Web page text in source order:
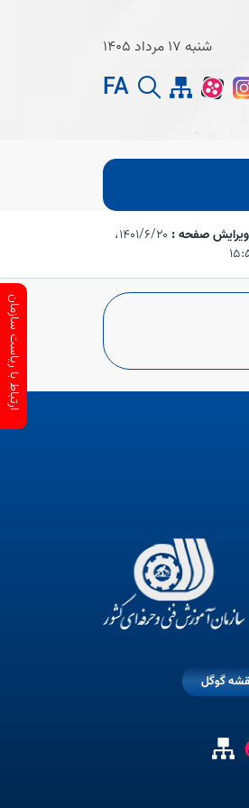
شنبه 17 مرداد 1405
FA
ویرایش صفحه :
۱۴۰۱/۶/۲۰،‏
گوگل
ارتباط با ریاست سازمان